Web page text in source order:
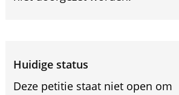
Huidige status
Deze petitie staat niet open om